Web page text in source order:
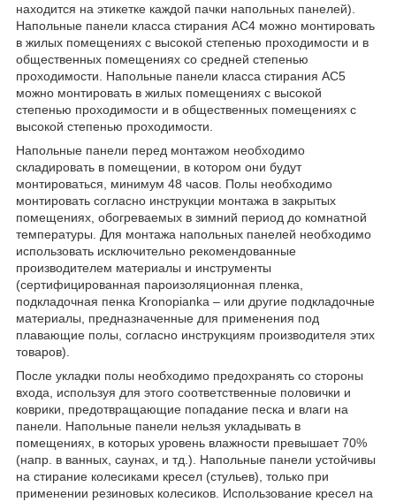
находится на этикетке каждой пачки напольных панелей).
Напольные панели класса стирания AC4 можно монтировать
в жилых помещениях с высокой степенью проходимости и в
общественных помещениях со средней степенью
проходимости. Напольные панели класса стирания AC5
можно монтировать в жилых помещениях с высокой
степенью проходимости и в общественных помещениях с
высокой степенью проходимости.
Напольные панели перед монтажом необходимо
складировать в помещении, в котором они будут
монтироваться, минимум 48 часов. Полы необходимо
монтировать согласно инструкции монтажа в закрытых
помещениях, обогреваемых в зимний период до комнатной
температуры. Для монтажа напольных панелей необходимо
использовать исключительно рекомендованные
производителем материалы и инструменты
(сертифицированная пароизоляционная пленка,
подкладочная пенка Kronopianka – или другие подкладочные
материалы, предназначенные для применения под
плавающие полы, согласно инструкциям производителя этих
товаров).
После укладки полы необходимо предохранять со стороны
входа, используя для этого соответственные половички и
коврики, предотвращающие попадание песка и влаги на
панели. Напольные панели нельзя укладывать в
помещениях, в которых уровень влажности превышает 70%
(напр. в ванных, саунах, и тд.). Напольные панели устойчивы
на стирание колесиками кресел (стульев), только при
применении резиновых колесиков. Использование кресел на